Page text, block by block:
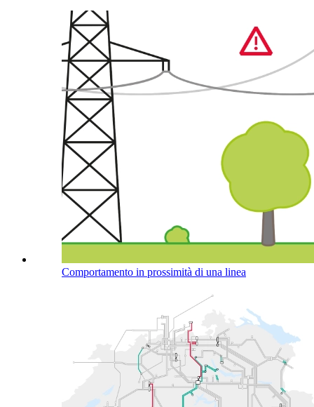
Comportamento in prossimità di una linea